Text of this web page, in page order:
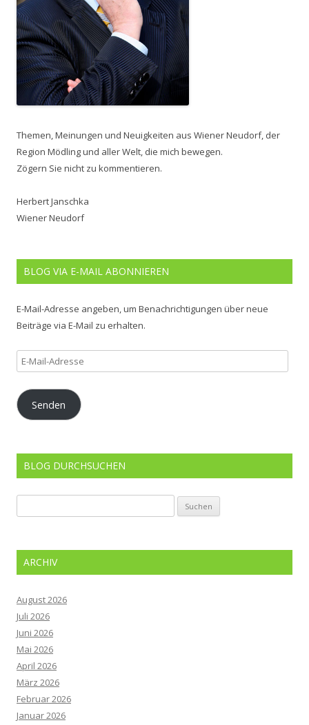
Themen, Meinungen und Neuigkeiten aus Wiener Neudorf, der
Region Mödling und aller Welt, die mich bewegen.
Zögern Sie nicht zu kommentieren.
Herbert Janschka
Wiener Neudorf
BLOG VIA E-MAIL ABONNIEREN
E-Mail-Adresse angeben, um Benachrichtigungen über neue
Beiträge via E-Mail zu erhalten.
E-
Mail-
Adresse
Senden
BLOG DURCHSUCHEN
nach:
ARCHIV
August 2026
Juli 2026
Juni 2026
Mai 2026
April 2026
März 2026
Februar 2026
Januar 2026